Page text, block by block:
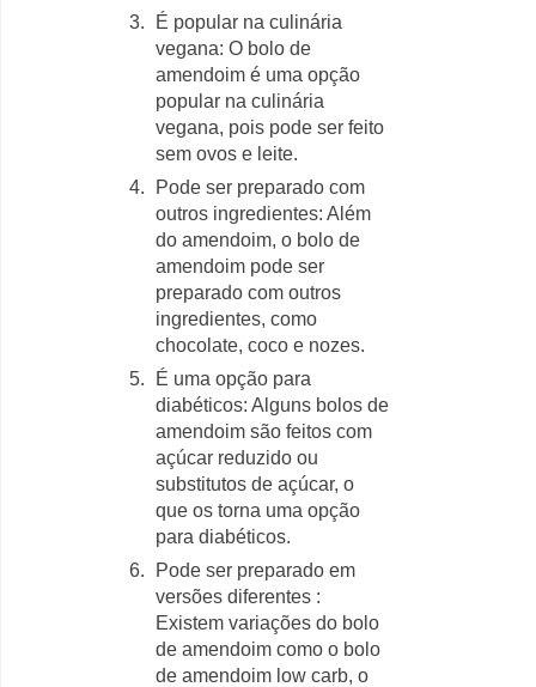
É popular na culinária
vegana: O bolo de
amendoim é uma opção
popular na culinária
vegana, pois pode ser feito
sem ovos e leite.
Pode ser preparado com
outros ingredientes: Além
do amendoim, o bolo de
amendoim pode ser
preparado com outros
ingredientes, como
chocolate, coco e nozes.
É uma opção para
diabéticos: Alguns bolos de
amendoim são feitos com
açúcar reduzido ou
substitutos de açúcar, o
que os torna uma opção
para diabéticos.
Pode ser preparado em
versões diferentes :
Existem variações do bolo
de amendoim como o bolo
de amendoim low carb, o